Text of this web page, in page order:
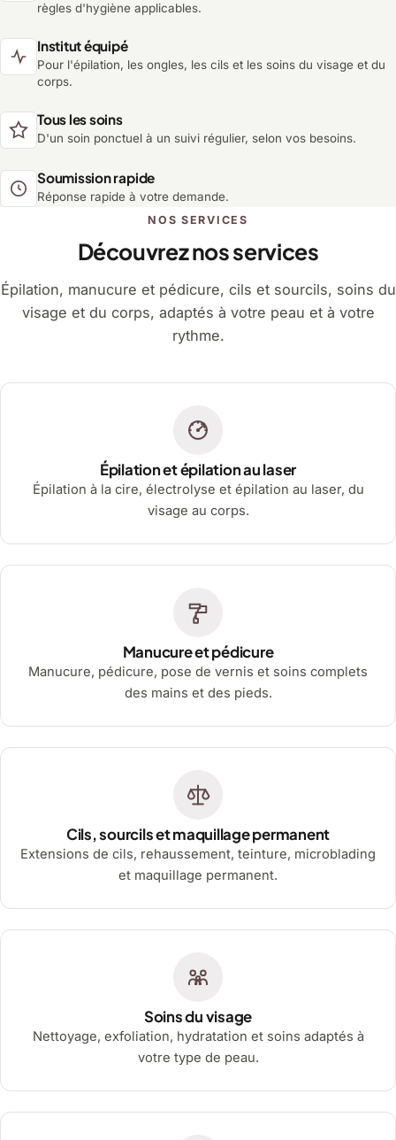
règles d'hygiène applicables.
Institut équipé
Pour l'épilation, les ongles, les cils et les soins du visage et du
corps.
Tous les soins
D'un soin ponctuel à un suivi régulier, selon vos besoins.
Soumission rapide
Réponse rapide à votre demande.
NOS SERVICES
Découvrez nos services
Épilation, manucure et pédicure, cils et sourcils, soins du
visage et du corps, adaptés à votre peau et à votre
rythme.
Épilation et épilation au laser
Épilation à la cire, électrolyse et épilation au laser, du
visage au corps.
Manucure et pédicure
Manucure, pédicure, pose de vernis et soins complets
des mains et des pieds.
Cils, sourcils et maquillage permanent
Extensions de cils, rehaussement, teinture, microblading
et maquillage permanent.
Soins du visage
Nettoyage, exfoliation, hydratation et soins adaptés à
votre type de peau.